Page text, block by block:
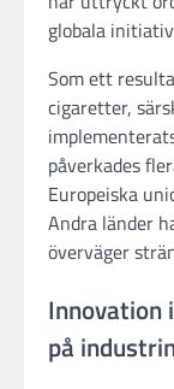
globala
Som ett
cigaretter,
påverkades
Europeiska
Andra länder
överväger
Innovation
på